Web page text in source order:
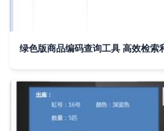
绿色版商品编码查询工具 高效检索